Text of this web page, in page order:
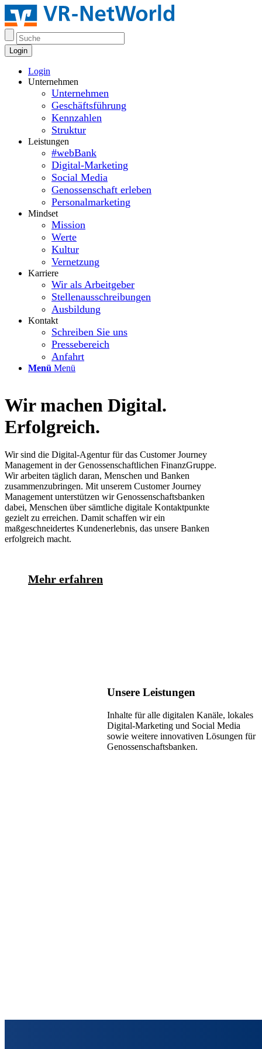
Login
Login
Unternehmen
Unternehmen
Geschäftsführung
Kennzahlen
Struktur
Leistungen
#webBank
Digital-Marketing
Social Media
Genossenschaft erleben
Personalmarketing
Mindset
Mission
Werte
Kultur
Vernetzung
Karriere
Wir als Arbeitgeber
Stellenausschreibungen
Ausbildung
Kontakt
Schreiben Sie uns
Pressebereich
Anfahrt
Menü Menü
Wir machen Digital.
Erfolgreich.
Wir sind die Digital-Agentur für das Customer Journey
Management in der Genossenschaftlichen FinanzGruppe.
Wir arbeiten täglich daran, Menschen und Banken
zusammenzubringen. Mit unserem Customer Journey
Management unterstützen wir Genossenschaftsbanken
dabei, Menschen über sämtliche digitale Kontaktpunkte
gezielt zu erreichen. Damit schaffen wir ein
maßgeschneidertes Kundenerlebnis, das unsere Banken
erfolgreich macht.
Mehr erfahren
Unsere Leistungen
Inhalte für alle digitalen Kanäle, lokales
Digital-Marketing und Social Media
sowie weitere innovativen Lösungen für
Genossenschaftsbanken.